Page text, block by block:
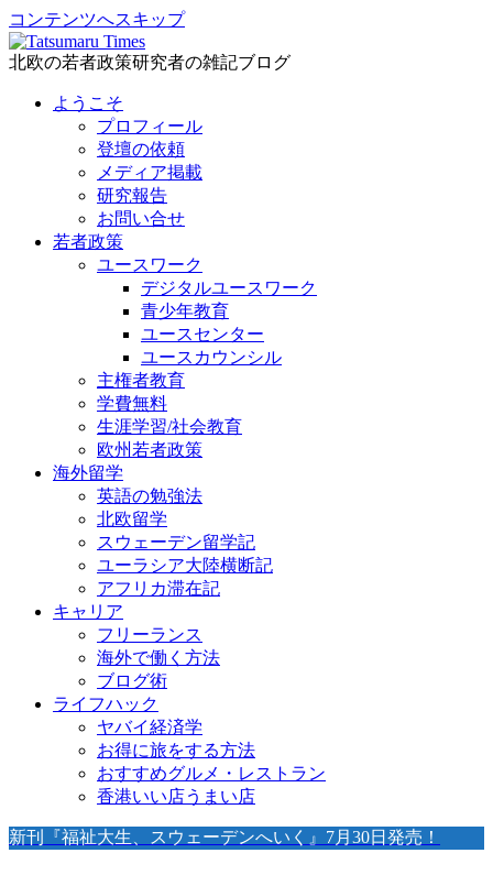
コンテンツへスキップ
北欧の若者政策研究者の雑記ブログ
ようこそ
プロフィール
登壇の依頼
メディア掲載
研究報告
お問い合せ
若者政策
ユースワーク
デジタルユースワーク
青少年教育
ユースセンター
ユースカウンシル
主権者教育
学費無料
生涯学習/社会教育
欧州若者政策
海外留学
英語の勉強法
北欧留学
スウェーデン留学記
ユーラシア大陸横断記
アフリカ滞在記
キャリア
フリーランス
海外で働く方法
ブログ術
ライフハック
ヤバイ経済学
お得に旅をする方法
おすすめグルメ・レストラン
香港いい店うまい店
新刊『福祉大生、スウェーデンへいく』7月30日発売！